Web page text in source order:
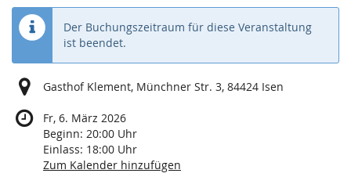
Der Buchungszeitraum für diese Veranstaltung
ist beendet.
Gasthof Klement, Münchner Str. 3, 84424 Isen
Fr, 6. März 2026
Beginn: 20:00 Uhr
Einlass: 18:00 Uhr
Zum Kalender hinzufügen